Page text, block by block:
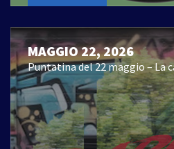
MAGGIO 22, 2026
Puntatina del 22 maggio – La